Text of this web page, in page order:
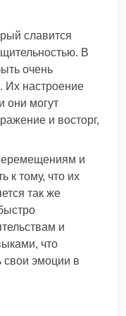
славится
В
очень
Их настроение
они могут
и восторг,
и
к тому, что их
так же
и
что
эмоции в